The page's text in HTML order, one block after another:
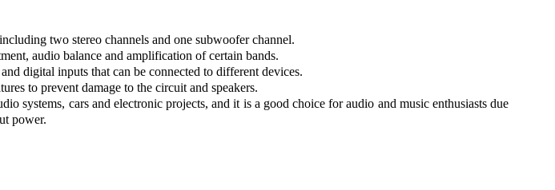
two stereo channels and one subwoofer channel.
audio balance and amplification of certain bands.
digital inputs that can be connected to different devices.
to prevent damage to the circuit and speakers.
systems, cars and electronic projects, and it is a good choice for audio and music enthusiasts due
power.